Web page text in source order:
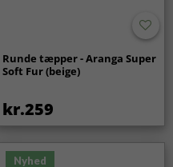
Runde tæpper - Aranga Super
Soft Fur (beige)
kr.259
Nyhed